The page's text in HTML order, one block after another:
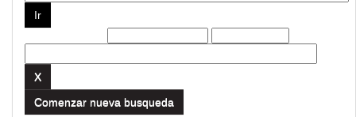
Comenzar nueva busqueda